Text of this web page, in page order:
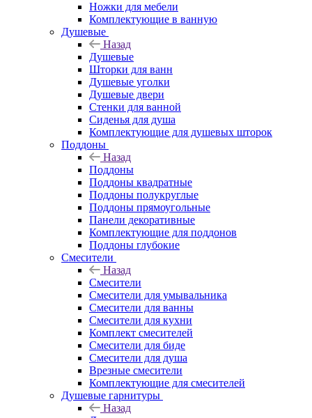
Ножки для мебели
Комплектующие в ванную
Душевые
Назад
Душевые
Шторки для ванн
Душевые уголки
Душевые двери
Стенки для ванной
Сиденья для душа
Комплектующие для душевых шторок
Поддоны
Назад
Поддоны
Поддоны квадратные
Поддоны полукруглые
Поддоны прямоугольные
Панели декоративные
Комплектующие для поддонов
Поддоны глубокие
Смесители
Назад
Смесители
Смесители для умывальника
Смесители для ванны
Смесители для кухни
Комплект смесителей
Смесители для биде
Смесители для душа
Врезные смесители
Комплектующие для смесителей
Душевые гарнитуры
Назад